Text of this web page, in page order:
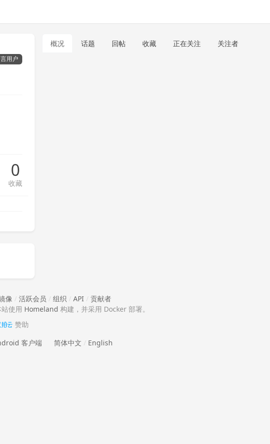
用户
0
收藏
概况 话题 回帖 收藏 正在关注 关注者
像 / 活跃会员 / 组织 / API / 贡献者
使用 Homeland 构建，并采用 Docker 部署。
赞助
客户端 简体中文 / English